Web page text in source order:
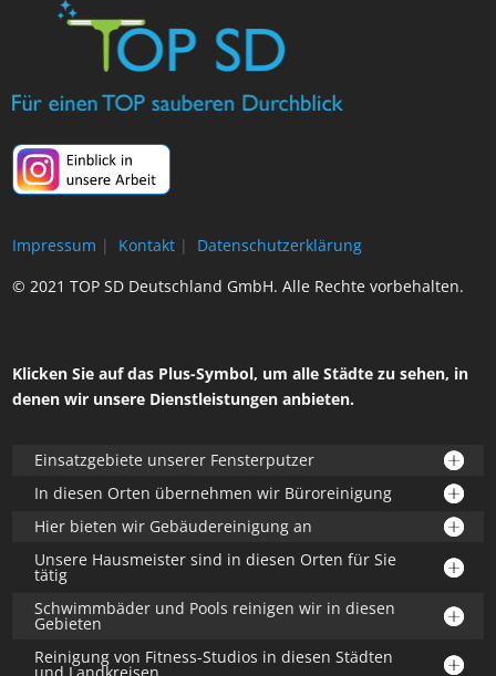
Impressum | Kontakt |
Datenschutzerklärung
© 2021 TOP SD Deutschland GmbH. Alle Rechte vorbehalten.
Klicken Sie auf das Plus-Symbol, um alle Städte zu sehen, in
denen wir unsere Dienstleistungen anbieten.
Einsatzgebiete unserer Fensterputzer
In diesen Orten übernehmen wir Büroreinigung
Hier bieten wir Gebäudereinigung an
Unsere Hausmeister sind in diesen Orten für Sie
tätig
Schwimmbäder und Pools reinigen wir in diesen
Gebieten
Reinigung von Fitness-Studios in diesen Städten
und Landkreisen